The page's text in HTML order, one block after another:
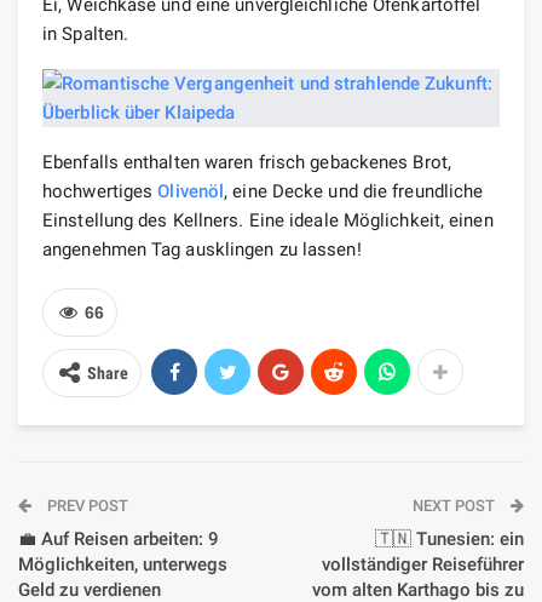
Ei, Weichkäse und eine unvergleichliche Ofenkartoffel
in Spalten.
Ebenfalls enthalten waren frisch gebackenes Brot,
hochwertigesOlivenöl, eine Decke und die freundliche
Einstellung des Kellners. Eine ideale Möglichkeit, einen
angenehmen Tag ausklingen zu lassen!
66
Share
PREV POST
💼 Auf Reisen arbeiten: 9
Möglichkeiten, unterwegs
Geld zu verdienen
NEXT POST
🇹🇳 Tunesien: ein
vollständiger Reiseführer
vom alten Karthago bis zu